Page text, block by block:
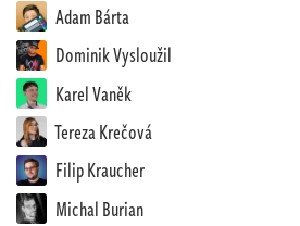
Adam Bárta
Dominik Vysloužil
Karel Vaněk
Tereza Krečová
Filip Kraucher
Michal Burian